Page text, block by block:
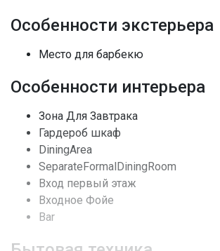
Вид недвижимости
Кондоминиум
Этажей
Вид
Особенности окон
Полы
Особенности экстерьера
Место для барбекю
Особенности интерьера
Зона Для Завтрака
Гардероб шкаф
DiningArea
SeparateFormalDiningRoom
Вход первый этаж
Входное Фойе
Bar